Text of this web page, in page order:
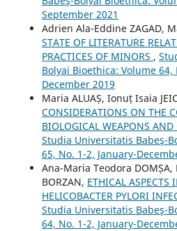
September 2021
Adrien Ala-Eddine ZAGAD,
STATE OF LITERATURE
PRACTICES OF MINORS ,
Bolyai Bioethica: Volume 64,
December 2019
Maria ALUAȘ, Ionuț Isaia
CONSIDERATIONS ON THE
BIOLOGICAL WEAPONS
Studia Universitatis Babeş-
65, No. 1-2, January-
Ana-Maria Teodora DOMȘA,
BORZAN, ETHICAL
HELICOBACTER PYLORI
Studia Universitatis Babeş-
64, No. 1-2, January-